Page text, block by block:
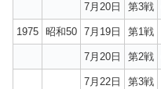
7月20日 第3戦
1975 昭和50 7月19日 第1戦
7月20日 第2戦
7月22日 第3戦